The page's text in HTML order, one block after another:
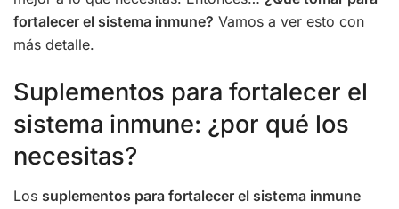
fortalecer el sistema inmune? Vamos a ver esto con
más detalle.
Suplementos para fortalecer el
sistema inmune: ¿por qué los
necesitas?
Los suplementos para fortalecer el sistema inmune